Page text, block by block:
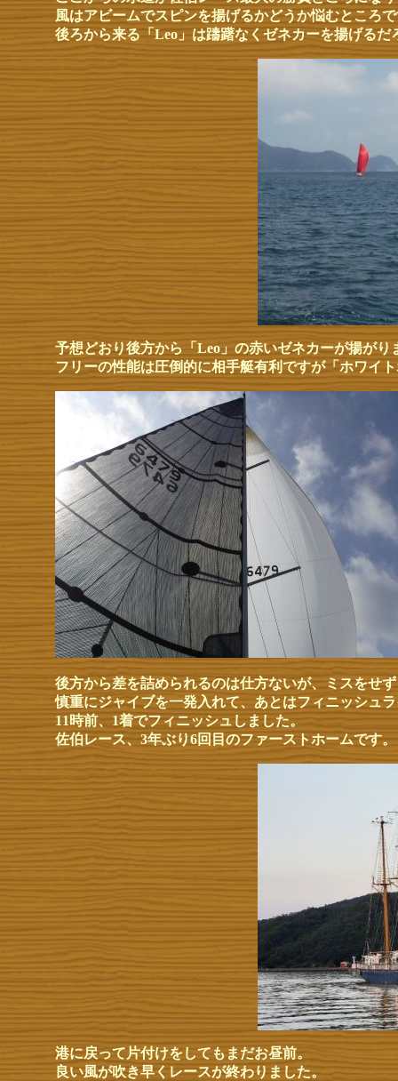
風はアビームでスピンを揚げるかどうか悩むところ
後ろから来る「Leo」は躊躇なくゼネカーを揚げるだ
予想どおり後方から「Leo」の赤いゼネカーが揚がり
フリーの性能は圧倒的に相手艇有利ですが「ホワイ
後方から差を詰められるのは仕方ないが、ミスをせ
慎重にジャイブを一発入れて、あとはフィニッシュ
11時前、1着でフィニッシュしました。
佐伯レース、3年ぶり6回目のファーストホームです。
港に戻って片付けをしてもまだお昼前。
良い風が吹き早くレースが終わりました。